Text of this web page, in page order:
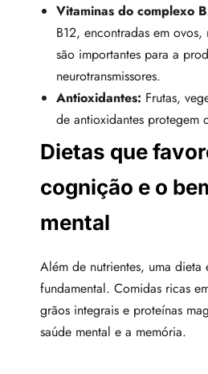
Vitaminas do complexo
B12, encontradas em ovos,
são importantes para a
neurotransmissores.
Antioxidantes: Frutas,
de antioxidantes protegem
Dietas que
cognição e o
mental
Além de nutrientes, uma
fundamental. Comidas ricas
grãos integrais e proteínas
saúde mental e a memória.